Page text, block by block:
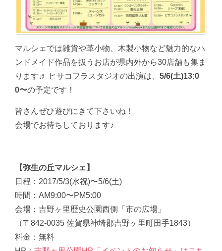
マルシェでは雑貨や革小物、木製小物など魅力的なハ
ンドメイド作品を扱うお店が県内外から30店舗も集ま
ります♬ ヒサコフラスタジオの出演は、 5/6(土)13:0
0〜の予定です！
皆さんぜひ遊びにきて下さいね！
会場でお待ちしております♪
【弥生の丘マルシェ】
日程：2017/5/3(水祝)〜5/6(土)
時間：AM9:00〜PM5:00
会場：吉野ヶ里歴史公園西側「市の広場」
（〒842-0035 佐賀県神埼郡吉野ヶ里町田手1843）
料金：無料